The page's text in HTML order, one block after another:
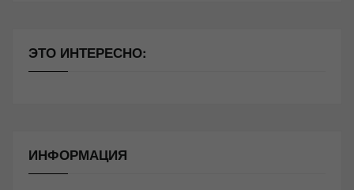
ЭТО ИНТЕРЕСНО:
ИНФОРМАЦИЯ